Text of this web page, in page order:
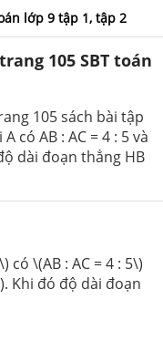
lớp 9 tập 1, tập 2
105 SBT toán
105 sách bài tập
có AB : AC = 4 : 5 và
dài đoạn thẳng HB
có \(AB : AC = 4 : 5\)
Khi đó độ dài đoạn